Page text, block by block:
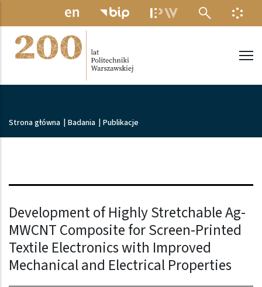
Przejdź do treści
MENU
Ścieżka nawigacyjna
Strona główna Badania Publikacje
Development of Highly Stretchable Ag-
MWCNT Composite for Screen-Printed
Textile Electronics with Improved
Mechanical and Electrical Properties